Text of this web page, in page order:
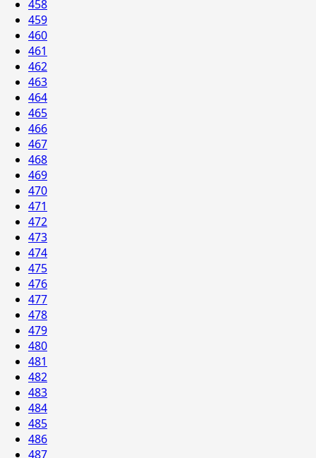
458
459
460
461
462
463
464
465
466
467
468
469
470
471
472
473
474
475
476
477
478
479
480
481
482
483
484
485
486
487